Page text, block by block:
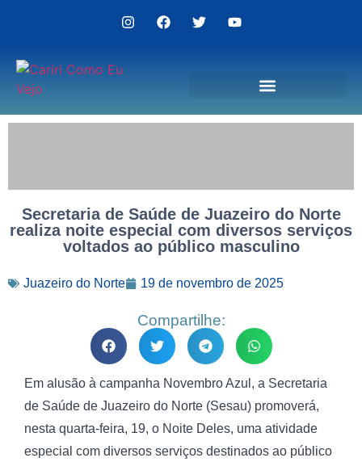
Secretaria de Saúde de Juazeiro do Norte
realiza noite especial com diversos serviços
voltados ao público masculino
Juazeiro do Norte 19 de novembro de 2025
Compartilhe:
Em alusão à campanha Novembro Azul, a Secretaria
de Saúde de Juazeiro do Norte (Sesau) promoverá,
nesta quarta-feira, 19, o Noite Deles, uma atividade
especial com diversos serviços destinados ao público